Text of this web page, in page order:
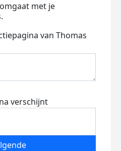
met je
van Thomas
verschijnt